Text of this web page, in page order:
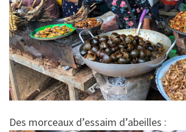
Des morceaux d’essaim d’abeilles :